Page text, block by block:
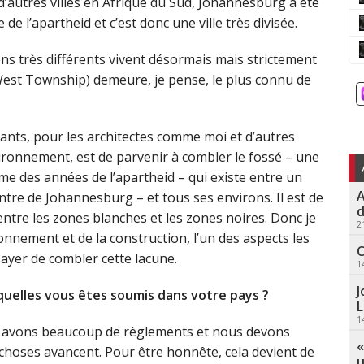
l’apartheid et c’est donc une ville très divisée.
très différents vivent désormais mais strictement
Township) demeure, je pense, le plus connu de
pour les architectes comme moi et d’autres
est de parvenir à combler le fossé – une
des années de l’apartheid – qui existe entre un
de Johannesburg – et tous ses environs. Il est de
les zones blanches et les zones noires. Donc je
et de la construction, l’un des aspects les
de combler cette lacune.
vous êtes soumis dans votre pays ?
beaucoup de règlements et nous devons
avancent. Pour être honnête, cela devient de